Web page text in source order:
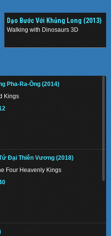
Dạo Bước Với Khủng Long (2013)
Walking with Dinosaurs 3D
Pha-Ra-Ông (2014)
Kings
Đại Thiên Vương (2018)
Four Heavenly Kings